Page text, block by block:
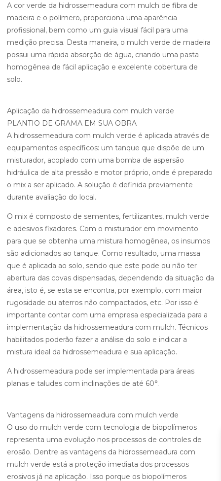
A cor verde da hidrossemeadura com mulch de fibra de
madeira e o polímero, proporciona uma aparência
profissional, bem como um guia visual fácil para uma
medição precisa. Desta maneira, o mulch verde de madeira
possui uma rápida absorção de água, criando uma pasta
homogênea de fácil aplicação e excelente cobertura de
solo.
Aplicação da hidrossemeadura com mulch verde
PLANTIO DE GRAMA EM SUA OBRA
A hidrossemeadura com mulch verde é aplicada através de
equipamentos específicos: um tanque que dispõe de um
misturador, acoplado com uma bomba de aspersão
hidráulica de alta pressão e motor próprio, onde é preparado
o mix a ser aplicado. A solução é definida previamente
durante avaliação do local.
O mix é composto de sementes, fertilizantes, mulch verde
e adesivos fixadores. Com o misturador em movimento
para que se obtenha uma mistura homogênea, os insumos
são adicionados ao tanque. Como resultado, uma massa
que é aplicada ao solo, sendo que este pode ou não ter
abertura das covas dispensadas, dependendo da situação da
área, isto é, se esta se encontra, por exemplo, com maior
rugosidade ou aterros não compactados, etc. Por isso é
importante contar com uma empresa especializada para a
implementação da hidrossemeadura com mulch. Técnicos
habilitados poderão fazer a análise do solo e indicar a
mistura ideal da hidrossemeadura e sua aplicação.
A hidrossemeadura pode ser implementada para áreas
planas e taludes com inclinações de até 60°.
Vantagens da hidrossemeadura com mulch verde
O uso do mulch verde com tecnologia de biopolímeros
representa uma evolução nos processos de controles de
erosão. Dentre as vantagens da hidrossemeadura com
mulch verde está a proteção imediata dos processos
erosivos já na aplicação. Isso porque os biopolímeros